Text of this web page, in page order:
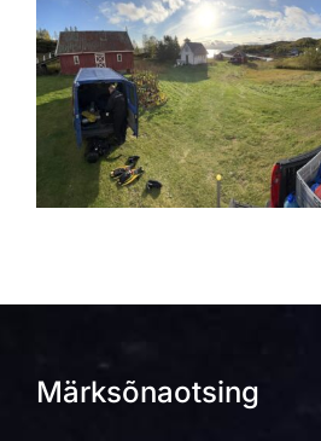
Märksõnaotsing